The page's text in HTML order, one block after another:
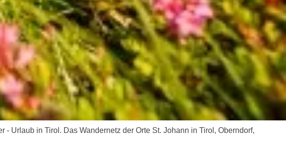
- Urlaub in Tirol. Das Wandernetz der Orte St. Johann in Tirol, Oberndorf,